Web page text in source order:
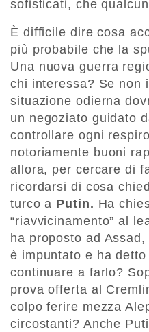
sofisticati, che
È difficile dire cosa
più probabile che la
Una nuova guerra
chi interessa? Se non
situazione odierna
un negoziato guidato
controllare ogni
notoriamente buoni
allora, per cercare di
ricordarsi di cosa
turco a Putin. Ha
“riavvicinamento” al
ha proposto ad
è impuntato e ha
continuare a farlo?
prova offerta al
colpo ferire mezza
circostanti? Anche